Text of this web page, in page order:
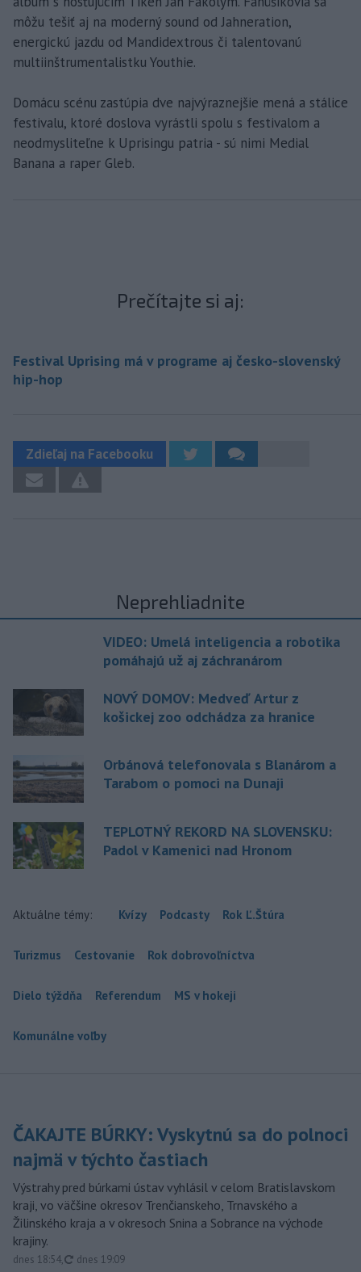
môžu tešiť aj na moderný sound od Jahneration,
energickú jazdu od Mandidextrous či talentovanú
multiinštrumentalistku Youthie.
Domácu scénu zastúpia dve najvýraznejšie mená a stálice
festivalu, ktoré doslova vyrástli spolu s festivalom a
neodmysliteľne k Uprisingu patria - sú nimi Medial
Banana a raper Gleb.
Prečítajte si aj:
Festival Uprising má v programe aj česko-slovenský
hip-hop
Zdieľaj na Facebooku
Neprehliadnite
VIDEO: Umelá inteligencia a robotika
pomáhajú už aj záchranárom
NOVÝ DOMOV: Medveď Artur z
košickej zoo odchádza za hranice
Orbánová telefonovala s Blanárom a
Tarabom o pomoci na Dunaji
TEPLOTNÝ REKORD NA SLOVENSKU:
Padol v Kamenici nad Hronom
Aktuálne témy: Kvízy Podcasty Rok Ľ.Štúra
Turizmus Cestovanie Rok dobrovoľníctva
Dielo týždňa Referendum MS v hokeji
Komunálne voľby
ČAKAJTE BÚRKY: Vyskytnú sa do polnoci
najmä v týchto častiach
Výstrahy pred búrkami ústav vyhlásil v celom Bratislavskom
kraji, vo väčšine okresov Trenčianskeho, Trnavského a
Žilinského kraja a v okresoch Snina a Sobrance na východe
krajiny.
dnes 18:54, aktualizované
dnes 19:09